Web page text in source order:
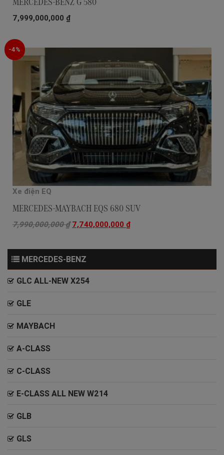
7,999,000,000 ₫
-4%
Xe điện EQ
MERCEDES-MAYBACH EQS 680 SUV
7,990,000,000₫ 7,740,000,000 ₫
MERCEDES-BENZ
GLC ALL-NEW X254
GLE
MAYBACH
A-CLASS
C-CLASS
E-CLASS ALL NEW W214
GLB
GLS